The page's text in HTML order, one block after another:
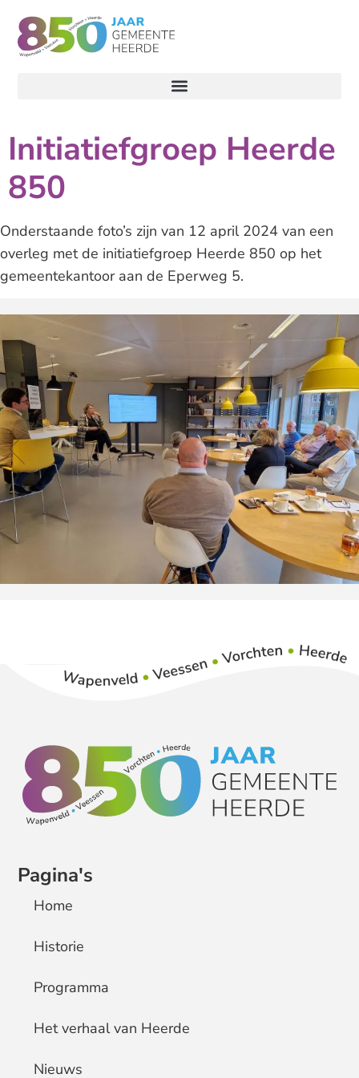
Initiatiefgroep Heerde
850
Onderstaande foto’s zijn van 12 april 2024 van een
overleg met de initiatiefgroep Heerde 850 op het
gemeentekantoor aan de Eperweg 5.
Pagina's
Home
Historie
Programma
Het verhaal van Heerde
Nieuws